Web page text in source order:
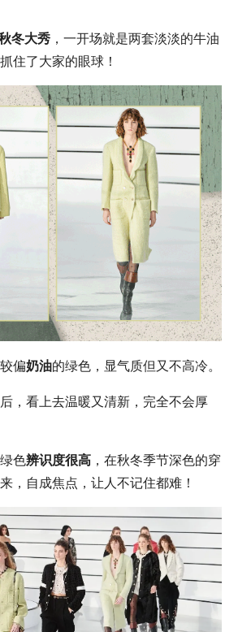
冬大秀，一开场就是两套淡淡的牛油
住了大家的眼球！
偏奶油的绿色，显气质但又不高冷。
，看上去温暖又清新，完全不会厚
色辨识度很高，在秋冬季节深色的穿
，自成焦点，让人不记住都难！